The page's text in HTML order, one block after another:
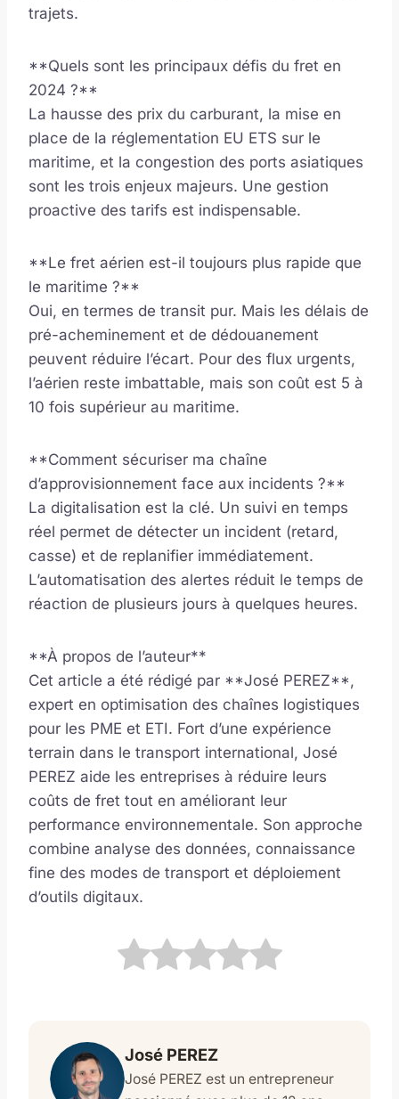
trajets.
**Quels sont les principaux défis du fret en
2024 ?**
La hausse des prix du carburant, la mise en
place de la réglementation EU ETS sur le
maritime, et la congestion des ports asiatiques
sont les trois enjeux majeurs. Une gestion
proactive des tarifs est indispensable.
**Le fret aérien est-il toujours plus rapide que
le maritime ?**
Oui, en termes de transit pur. Mais les délais de
pré-acheminement et de dédouanement
peuvent réduire l’écart. Pour des flux urgents,
l’aérien reste imbattable, mais son coût est 5 à
10 fois supérieur au maritime.
**Comment sécuriser ma chaîne
d’approvisionnement face aux incidents ?**
La digitalisation est la clé. Un suivi en temps
réel permet de détecter un incident (retard,
casse) et de replanifier immédiatement.
L’automatisation des alertes réduit le temps de
réaction de plusieurs jours à quelques heures.
**À propos de l’auteur**
Cet article a été rédigé par **José PEREZ**,
expert en optimisation des chaînes logistiques
pour les PME et ETI. Fort d’une expérience
terrain dans le transport international, José
PEREZ aide les entreprises à réduire leurs
coûts de fret tout en améliorant leur
performance environnementale. Son approche
combine analyse des données, connaissance
fine des modes de transport et déploiement
d’outils digitaux.
José PEREZ
José PEREZ est un entrepreneur